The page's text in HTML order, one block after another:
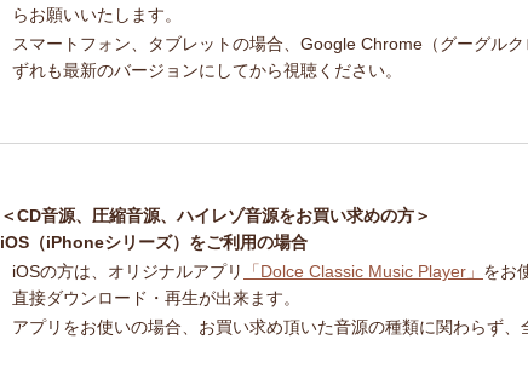
らお願いいたします。
スマートフォン、タブレットの場合、Google Chrome（グーグル
ずれも最新のバージョンにしてから視聴ください。
＜CD音源、圧縮音源、ハイレゾ音源をお買い求めの方＞
iOS（iPhoneシリーズ）をご利用の場合
iOSの方は、オリジナルアプリ
「Dolce Classic Music Player」 をお
直接ダウンロード・再生が出来ます。
アプリをお使いの場合、お買い求め頂いた音源の種類に関わらず、